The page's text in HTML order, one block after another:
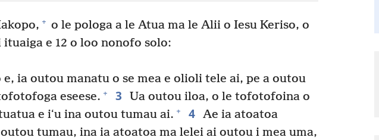
+ o le pologa a le Atua ma le Alii o Iesu Keriso, o
e 12 o loo nonofo solo:
e, ia outou manatu o se mea e olioli tele ai, pe a outou
eseese. + 3
Ua outou iloa, o le tofotofoina o
e iʻu ina outou tumau ai. + 4 Ae ia atoatoa
tumau, ina ia atoatoa ma lelei ai outou i mea uma,